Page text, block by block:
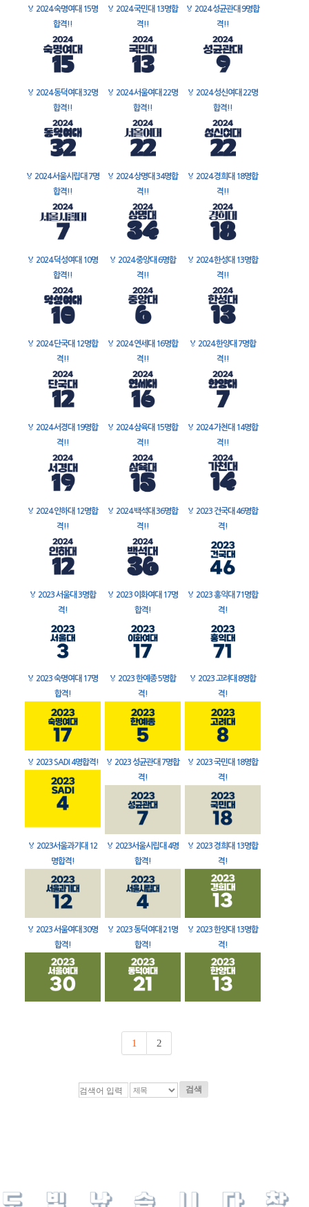
🏅 2024 숙명여대 15명
합격!!
🏅 2024 국민대 13명합
격!!
🏅 2024 성균관대 9명합
격!!
🏅 2024 동덕여대 32명
합격!!
🏅 2024 서울여대 22명
합격!!
🏅 2024 성신여대 22명
합격!!
🏅 2024 서울시립대 7명
합격!!
🏅 2024 상명대 34명합
격!!
🏅 2024 경희대 18명합
격!!
🏅 2024 덕성여대 10명
합격!!
🏅 2024 중앙대 6명합
격!!
🏅 2024 한성대 13명합
격!!
🏅 2024 단국대 12명합
격!!
🏅 2024 연세대 16명합
격!!
🏅 2024 한양대 7명합
격!!
🏅 2024 서경대 19명합
격!!
🏅 2024 삼육대 15명합
격!!
🏅 2024 가천대 14명합
격!!
🏅 2024 인하대 12명합
격!!
🏅 2024 백석대 36명합
격!!
🏅 2023 건국대 46명합
격!
🏅 2023 서울대 3명합
격!
🏅 2023 이화여대 17명
합격!
🏅 2023 홍익대 71명합
격!
🏅 2023 숙명여대 17명
합격!
🏅 2023 한예종 5명합
격!
🏅 2023 고려대 8명합
격!
🏅 2023 SADI 4명합격! 🏅 2023 성균관대 7명합
격!
🏅 2023 국민대 18명합
격!
🏅 2023서울과기대 12
명합격!
🏅 2023서울시립대 4명
합격!
🏅 2023 경희대 13명합
격!
🏅 2023 서울여대 30명
합격!
🏅 2023 동덕여대 21명
합격!
🏅 2023 한양대 13명합
격!
1 2
검색